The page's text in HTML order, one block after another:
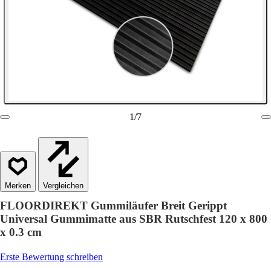
1/7
Vergleichen
FLOORDIREKT Gummiläufer Breit Gerippt
Universal Gummimatte aus SBR Rutschfest 120 x 800
x 0.3 cm
Erste Bewertung schreiben